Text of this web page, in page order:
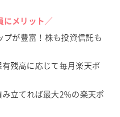
にメリット／
プが豊富！株も投資信託も
残高に応じて毎月楽天ポ
み立てれば最大2%の楽天ポ